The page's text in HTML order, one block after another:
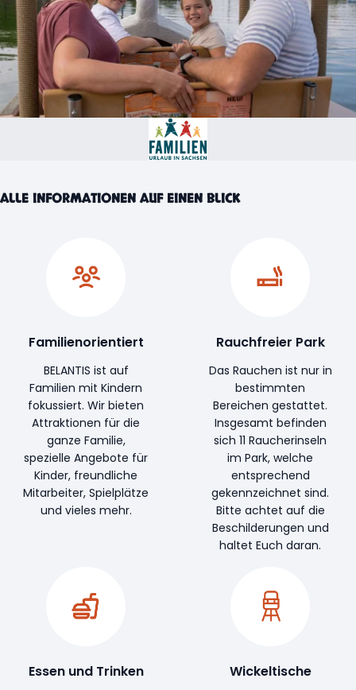
ALLE INFORMATIONEN AUF EINEN BLICK
Familienorientiert
BELANTIS ist auf
Familien mit Kindern
fokussiert. Wir bieten
Attraktionen für die
ganze Familie,
spezielle Angebote für
Kinder, freundliche
Mitarbeiter, Spielplätze
und vieles mehr.
Rauchfreier Park
Das Rauchen ist nur in
bestimmten
Bereichen gestattet.
Insgesamt befinden
sich 11 Raucherinseln
im Park, welche
entsprechend
gekennzeichnet sind.
Bitte achtet auf die
Beschilderungen und
haltet Euch daran.
Essen und Trinken Wickeltische